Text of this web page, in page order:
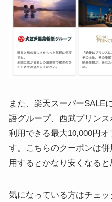
また、楽天スーパーSALE
語グループ、西武プリン
利用できる最大10,000円
す。こちらのクーポンは
用するとかなり安くなると
気になっている方はチェッ